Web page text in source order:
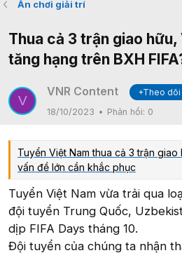
Ăn chơi giải trí
Thua cả 3 trận giao
tăng hạng trên BXH
V
VNR Content
+Theo dõi
18/10/2023
Phản hồi: 0
Tuyển Việt Nam thua cả 3 trận
vấn đề lớn cần khắc phục
Tuyển Việt Nam vừa trải qua
đội tuyển Trung Quốc,
dịp FIFA Days tháng 10.
Đội tuyển của chúng ta nhận